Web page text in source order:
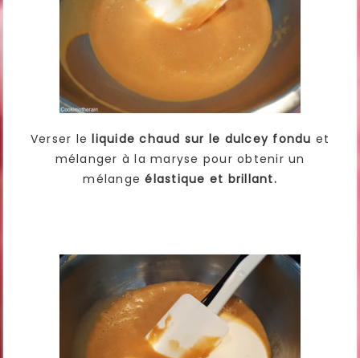
Verser leliquide chaud sur le dulcey fondu et
mélanger à la maryse pour obtenir un
mélangeélastique et brillant.